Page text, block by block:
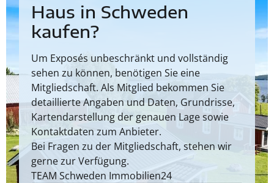
Haus in Schweden
kaufen?
Um Exposés unbeschränkt und vollständig
sehen zu können, benötigen Sie eine
Mitgliedschaft. Als Mitglied bekommen Sie
detaillierte Angaben und Daten, Grundrisse,
Kartendarstellung der genauen Lage sowie
Kontaktdaten zum Anbieter.
Bei Fragen zu der Mitgliedschaft, stehen wir
gerne zur Verfügung.
TEAM Schweden Immobilien24